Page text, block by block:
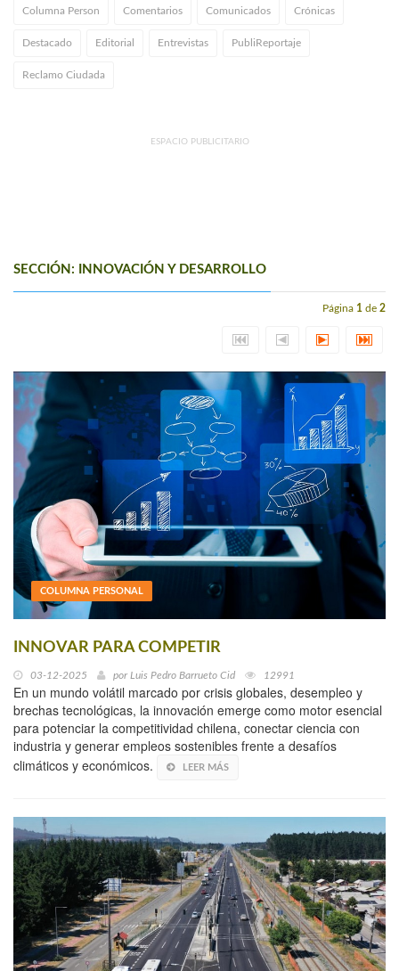
Columna Person Comentarios Comunicados Crónicas
Destacado Editorial Entrevistas PubliReportaje
Reclamo Ciudada
ESPACIO PUBLICITARIO
SECCIÓN: INNOVACIÓN Y DESARROLLO
Página 1 de 2
COLUMNA PERSONAL
INNOVAR PARA COMPETIR
03-12-2025 por Luis Pedro Barrueto Cid 12991
En un mundo volátil marcado por crisis globales, desempleo y
brechas tecnológicas, la innovación emerge como motor esencial
para potenciar la competitividad chilena, conectar ciencia con
industria y generar empleos sostenibles frente a desafíos
climáticos y económicos.
LEER MÁS